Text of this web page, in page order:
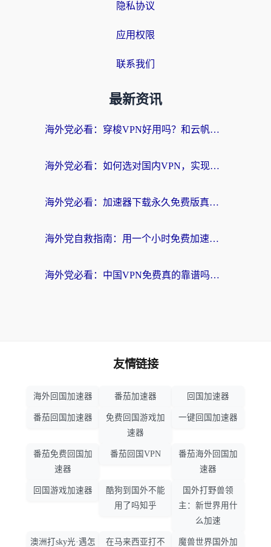
隐私协议
应用权限
联系我们
最新资讯
海外党必看：穿梭VPN好用吗？和云帆VPN对比哪个回国效果更好？附真实测评+避坑指南
海外党必看：如何选对国内VPN，实现无缝访问国内资源？
海外党必看：加速器下载永久免费版真的存在吗？教你无缝访问国内资源的正确姿势
海外党自救指南：用一个小时免费加速器，轻松打破国内资源访问壁垒？
海外党必看：中国VPN免费真的靠谱吗？手把手教你选对回国加速器
友情链接
海外回国加速器 番茄加速器 回国加速器
番茄回国加速器
免费回国游戏加
速器
一键回国加速器
番茄免费回国加
速器
番茄回国VPN
番茄海外回国加
速器
回国游戏加速器
酷狗到国外不能
用了吗知乎
国外打野兽领
主：新世界用什
么加速
澳洲打sky光·遇怎 在马来西亚打不 魔兽世界国外加